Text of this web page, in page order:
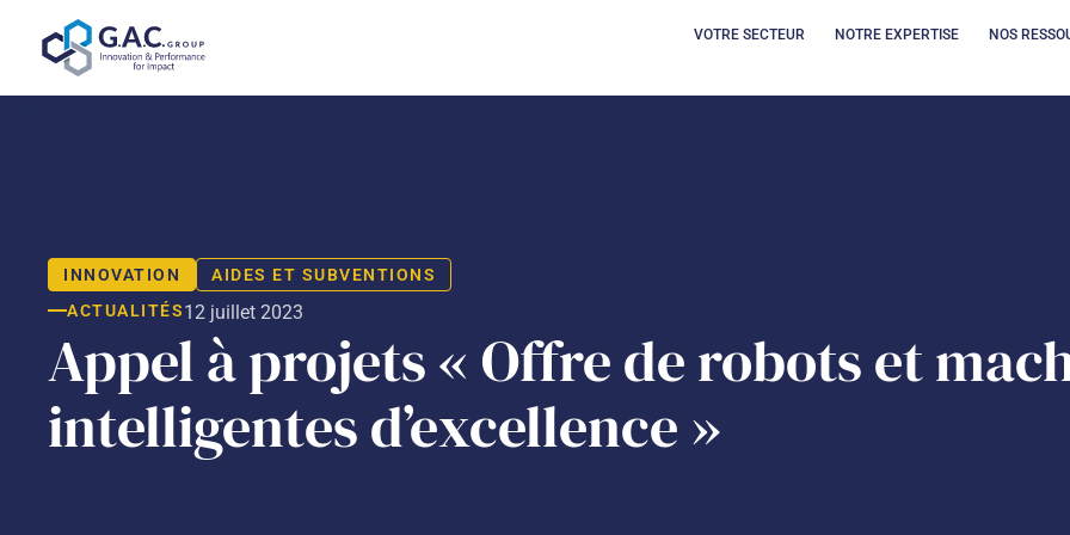
contenu
VOTRE SECTEUR OUVRIR VOTRE
NOTRE EXPERTISE NOS
INNOVATION
AIDES ET SUBVENTIONS
ACTUALITÉS12 juillet 2023
Appel à projets « Offre de robots et
intelligentes d’excellence »